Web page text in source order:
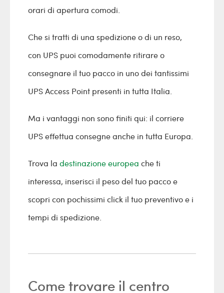
orari di apertura comodi.
Che si tratti di una spedizione o di un reso,
con UPS puoi comodamente ritirare o
consegnare il tuo pacco in uno dei tantissimi
UPS Access Point presenti in tutta Italia.
Ma i vantaggi non sono finiti qui: il corriere
UPS effettua consegne anche in tutta Europa.
Trova la destinazione europea che ti
interessa, inserisci il peso del tuo pacco e
scopri con pochissimi click il tuo preventivo e i
tempi di spedizione.
Come trovare il centro